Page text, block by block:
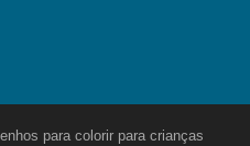
para colorir para crianças